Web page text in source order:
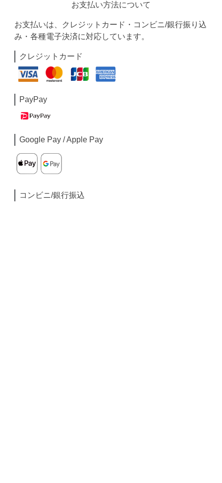
お支払い方法について
お支払いは、クレジットカード・コンビニ/銀行振り込
み・各種電子決済に対応しています。
クレジットカード
PayPay
Google Pay / Apple Pay
コンビニ/銀行振込